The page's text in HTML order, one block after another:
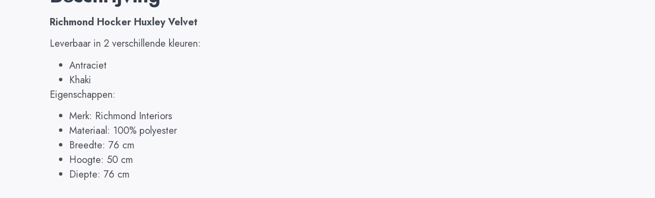
Richmond Hocker Huxley Velvet
Leverbaar in 2 verschillende kleuren:
Antraciet
Khaki
Eigenschappen:
Merk: Richmond Interiors
Materiaal: 100% polyester
Breedte: 76 cm
Hoogte: 50 cm
Diepte: 76 cm